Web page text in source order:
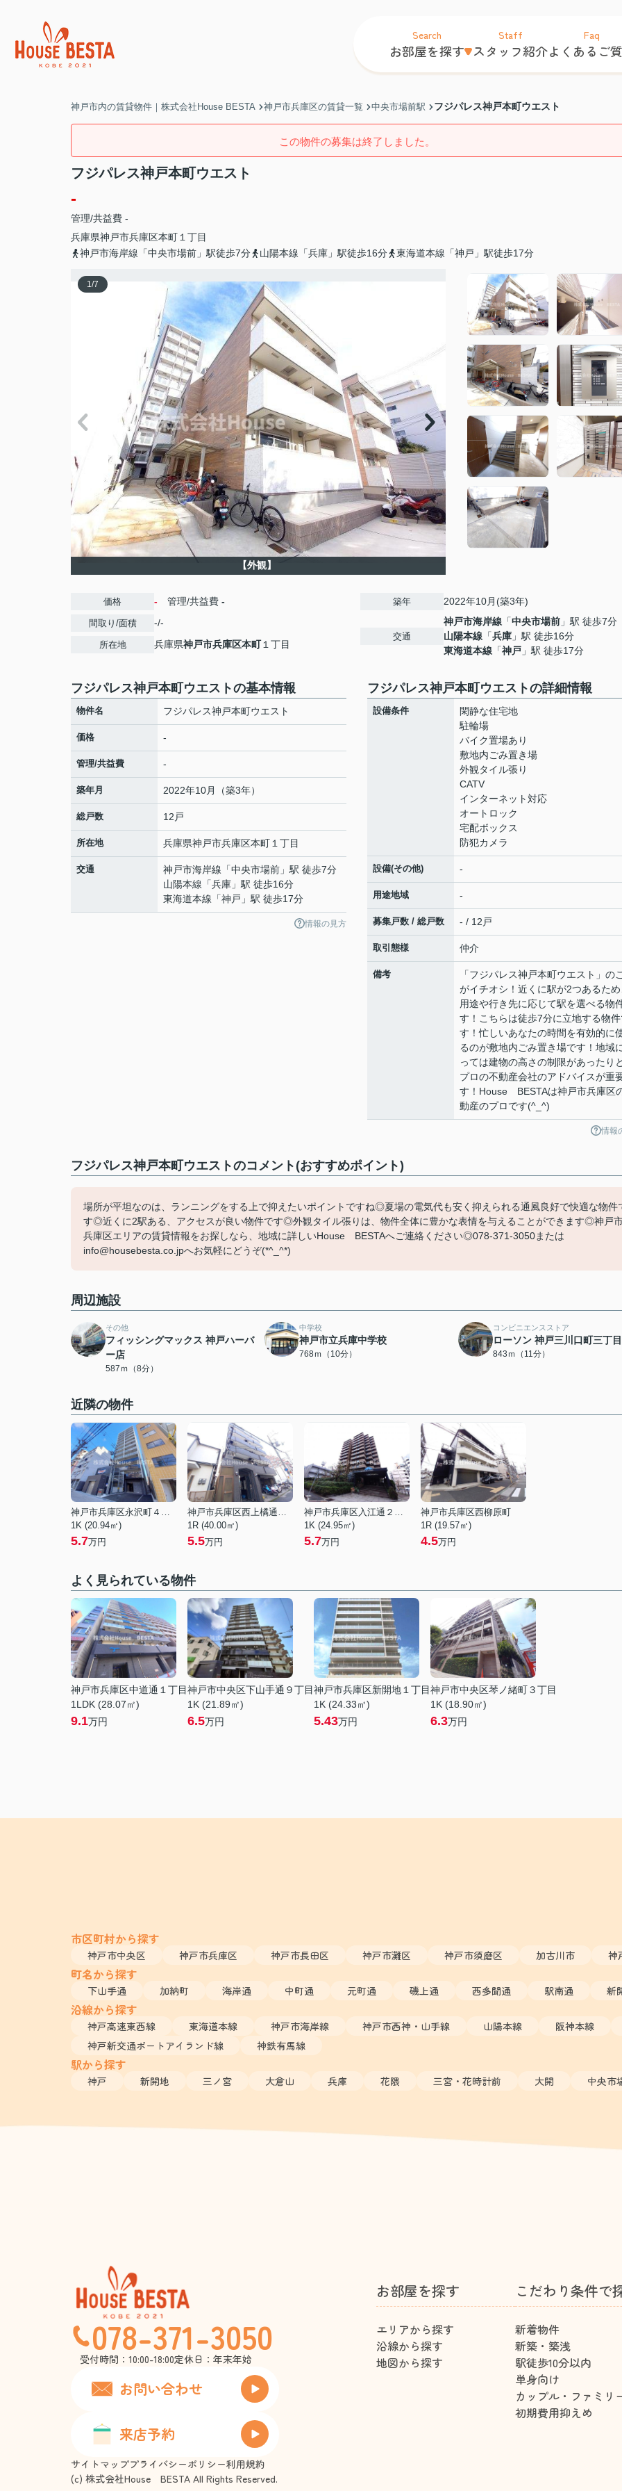
Search
お部屋を探す
Staff
スタッフ紹介
Faq
よくあるご
神戸市内の賃貸物件｜株式会社House BESTA 神戸市兵庫区の賃貸一覧 中央市場前駅 フジパレス神戸本町ウエスト
この物件の募集は終了しました。
フジパレス神戸本町ウエスト
-
管理/共益費 -
兵庫県神戸市兵庫区本町 １丁目
神戸市海岸線「中央市場前」駅徒歩7分
山陽本線「兵庫」駅徒歩16分 東海道本線「神戸」駅徒歩17分
1/7
【外観】
価格 - 管理/共益費 -
間取り/面積 -/-
所在地 兵庫県神戸市兵庫区本町１丁目
築年 2022年10月(築3年)
交通
神戸市海岸線 「中央市場前 」駅 徒歩7分
山陽本線 「兵庫 」駅 徒歩16分
東海道本線 「神戸 」駅 徒歩17分
フジパレス神戸本町ウエストの基本情報
物件名 フジパレス神戸本町ウエスト
価格 -
管理/共益費 -
築年月 2022年10月（築3年）
総戸数 12戸
所在地 兵庫県神戸市兵庫区本町 １丁目
交通 神戸市海岸線 「中央市場前 」駅 徒歩7分
山陽本線 「兵庫 」駅 徒歩16分
東海道本線 「神戸 」駅 徒歩17分
情報の見方
フジパレス神戸本町ウエストの詳細情報
設備条件
閑静な住宅地
駐輪場
バイク置場あり
敷地内ごみ置き場
外観タイル張り
CATV
インターネット対応
オートロック
宅配ボックス
防犯カメラ
設備(その他) -
用途地域 -
募集戸数 / 総戸数 - / 12戸
取引態様 仲介
備考
「フジパレス神戸本町ウエスト」の
がイチオシ！近くに駅が2つあるた
用途や行き先に応じて駅を選べる物
す！こちらは徒歩7分に立地する物
す！忙しいあなたの時間を有効的に
るのが敷地内ごみ置き場です！地域
っては建物の高さの制限があったり
プロの不動産会社のアドバイスが重
す！House BESTAは神戸市兵庫区
動産のプロです(^_^)
情報
フジパレス神戸本町ウエストのコメント(おすすめポイント)
場所が平坦なのは、ランニングをする上で抑えたいポイントですね◎夏場の電気代も安く抑えられる通風良好で快適な物件
す◎近くに2駅ある、アクセスが良い物件です◎外観タイル張りは、物件全体に豊かな表情を与えることができます◎神戸
兵庫区エリアの賃貸情報をお探しなら、地域に詳しいHouse BESTAへご連絡ください◎078-371-3050または
info@housebesta.co.jpへお気軽にどうぞ(*^_^*)
周辺施設
その他
フィッシングマックス 神戸ハーバ
ー店
587ｍ（8分）
中学校
神戸市立兵庫中学校
768ｍ（10分）
コンビニエンスストア
ローソン 神戸三川口町三丁
843ｍ（11分）
近隣の物件
神戸市兵庫区永沢町４丁目
1K (20.94㎡)
5.7万円
神戸市兵庫区西上橘通２丁目
1R (40.00㎡)
5.5万円
神戸市兵庫区入江通２丁目
1K (24.95㎡)
5.7万円
神戸市兵庫区西柳原町
1R (19.57㎡)
4.5万円
よく見られている物件
神戸市兵庫区中道通１丁目
1LDK (28.07㎡)
9.1万円
神戸市中央区下山手通９丁目
1K (21.89㎡)
6.5万円
神戸市兵庫区新開地１丁目
1K (24.33㎡)
5.43万円
神戸市中央区琴ノ緒町３丁目
1K (18.90㎡)
6.3万円
市区町村から探す
神戸市中央区 神戸市兵庫区 神戸市長田区 神戸市灘区 神戸市須磨区 加古川市 神
町名から探す
下山手通 加納町 海岸通 中町通 元町通 磯上通 西多聞通 駅南通 新
沿線から探す
神戸高速東西線 東海道本線 神戸市海岸線 神戸市西神・山手線 山陽本線
阪神本線
神戸新交通ポートアイランド線
神鉄有馬線
駅から探す
神戸 新開地 三ノ宮 大倉山 兵庫 花隈 三宮・花時計前 大開 中央市
078-371-3050
受付時間：10:00-18:00定休日：年末年始
お問い合わせ
来店予約
サイトマッププライバシーポリシー利用規約
(c) 株式会社House BESTA All Rights Reserved.
お部屋を探す
エリアから探す
沿線から探す
地図から探す
こだわり条件で
新着物件
新築・築浅
駅徒歩10分以内
単身向け
カップル・ファミリ
初期費用抑えめ